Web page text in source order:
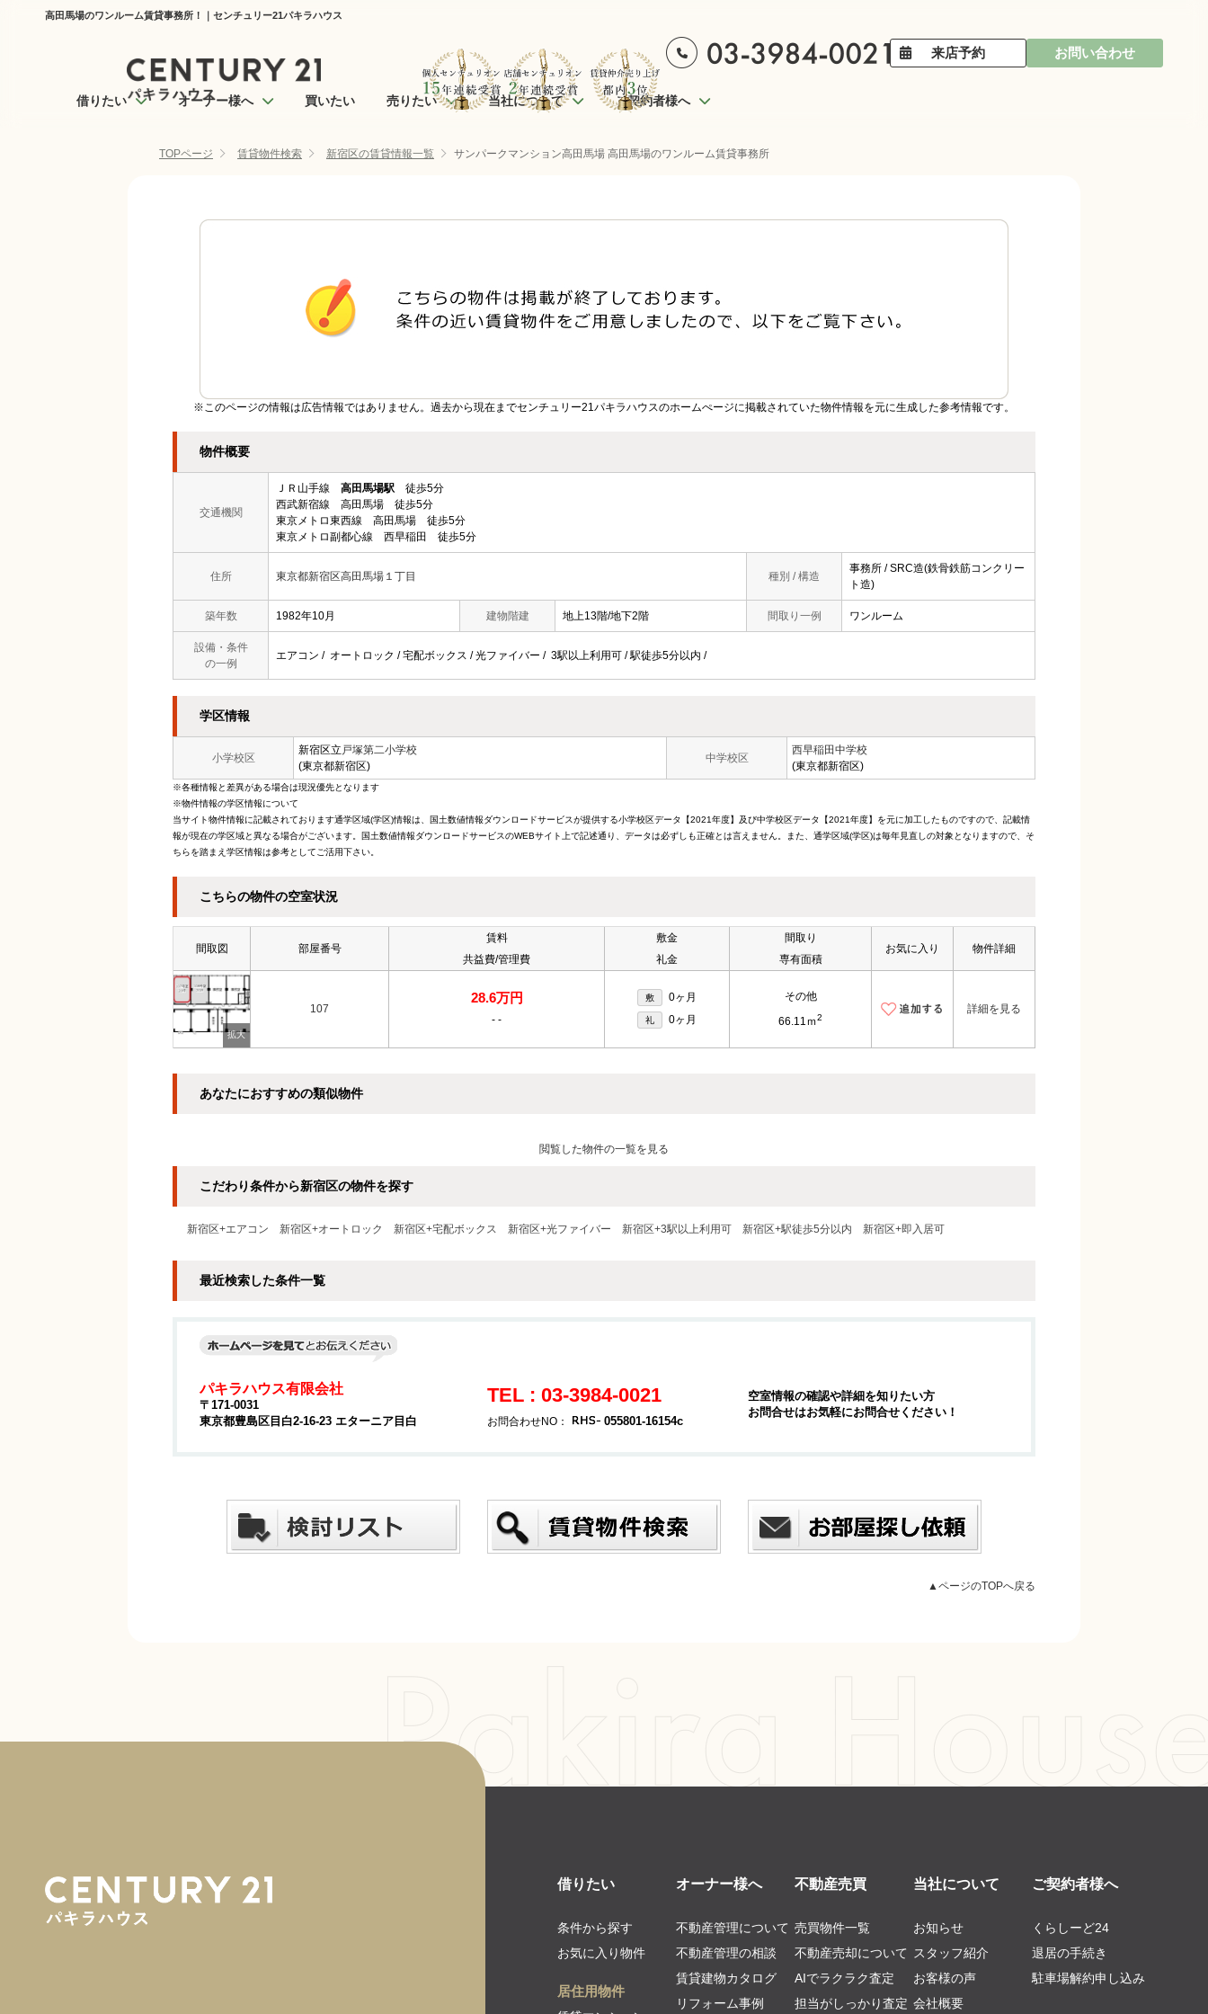
高田馬場のワンルーム賃貸事務所！｜センチュリー21パキラハウス
来店予約 お問い合わせ
借りたい オーナー様へ 買いたい 売りたい 当社について ご契約者様へ
TOPページ 賃貸物件検索 新宿区の賃貸情報一覧 サンパークマンション高田馬場 高田馬場のワンルーム賃貸事務所
※このページの情報は広告情報ではありません。過去から現在までセンチュリー21パキラハウスのホームぺージに掲載されていた物件情報を元に生成した参考情報です。
物件概要
交通機関
ＪＲ山手線 高田馬場駅 徒歩5分
西武新宿線 高田馬場 徒歩5分
東京メトロ東西線 高田馬場 徒歩5分
東京メトロ副都心線 西早稲田 徒歩5分
住所 東京都新宿区高田馬場１丁目 種別 / 構造
事務所 / SRC造(鉄骨鉄筋コンクリー
ト造)
築年数 1982年10月 建物階建 地上13階/地下2階 間取り一例 ワンルーム
設備・条件
の一例
エアコン / オートロック / 宅配ボックス / 光ファイバー / 3駅以上利用可 / 駅徒歩5分以内 /
学区情報
小学校区
新宿区立 戸塚第二小学校
(東京都新宿区)
中学校区
西早稲田中学校
(東京都新宿区)
※各種情報と差異がある場合は現況優先となります
※物件情報の学区情報について
当サイト物件情報に記載されております通学区域(学区)情報は、国土数値情報ダウンロードサービスが提供する小学校区データ【2021年度】及び中学校区データ【2021年度】を元に加工したものですので、記載情
報が現在の学区域と異なる場合がございます。国土数値情報ダウンロードサービスのWEBサイト上で記述通り、データは必ずしも正確とは言えません。また、通学区域(学区)は毎年見直しの対象となりますので、そ
ちらを踏まえ学区情報は参考としてご活用下さい。
こちらの物件の空室状況
間取図 部屋番号
賃料
共益費/管理費
敷金
礼金
間取り
専有面積
お気に入り 物件詳細
107
28.6万円
- -
敷 0ヶ月
礼 0ヶ月
その他
66.11ｍ2
詳細を見る
あなたにおすすめの類似物件
閲覧した物件の一覧を見る
こだわり条件から新宿区の物件を探す
新宿区+エアコン 新宿区+オートロック 新宿区+宅配ボックス 新宿区+光ファイバー 新宿区+3駅以上利用可 新宿区+駅徒歩5分以内 新宿区+即入居可
最近検索した条件一覧
パキラハウス有限会社
〒171-0031
東京都豊島区目白2-16-23 エターニア目白
TEL : 03-3984-0021
お問合わせNO： 055801-16154c
空室情報の確認や詳細を知りたい方
お問合せはお気軽にお問合せください！
▲ページのTOPへ戻る
借りたい
条件から探す
お気に入り物件
居住用物件
オーナー様へ
不動産管理について
不動産管理の相談
賃貸建物カタログ
リフォーム事例
不動産売買
売買物件一覧
不動産売却について
AIでラクラク査定
担当がしっかり査定
当社について
お知らせ
スタッフ紹介
お客様の声
会社概要
ご契約者様へ
くらしーど24
退居の手続き
駐車場解約申し込み